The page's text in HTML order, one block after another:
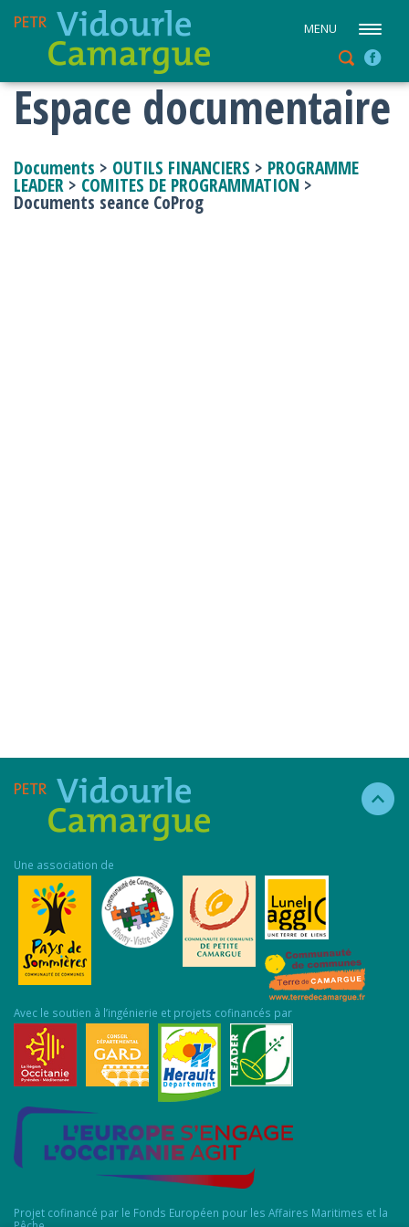
MENU
Espace documentaire
Documents > OUTILS FINANCIERS > PROGRAMME
LEADER > COMITES DE PROGRAMMATION >
Documents seance CoProg
Une association de
Avec le soutien à l’ingénierie et projets cofinancés par
Projet cofinancé par le Fonds Européen pour les Affaires Maritimes et la